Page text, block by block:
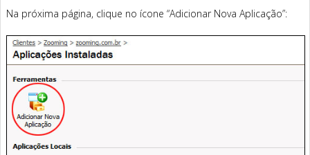
Na próxima página, clique no ícone “Adicionar Nova Aplicação”: